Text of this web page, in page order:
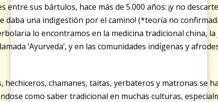
entre sus bártulos, hace más de 5.000 años: ¡y no
daba una indigestión por el camino! (*teoría no
lo encontramos en la medicina tradicional china,
‘Ayurveda’, y en las comunidades indígenas y
hechiceros, chamanes, taitas, yerbateros y matronas se
como saber tradicional en muchas culturas,